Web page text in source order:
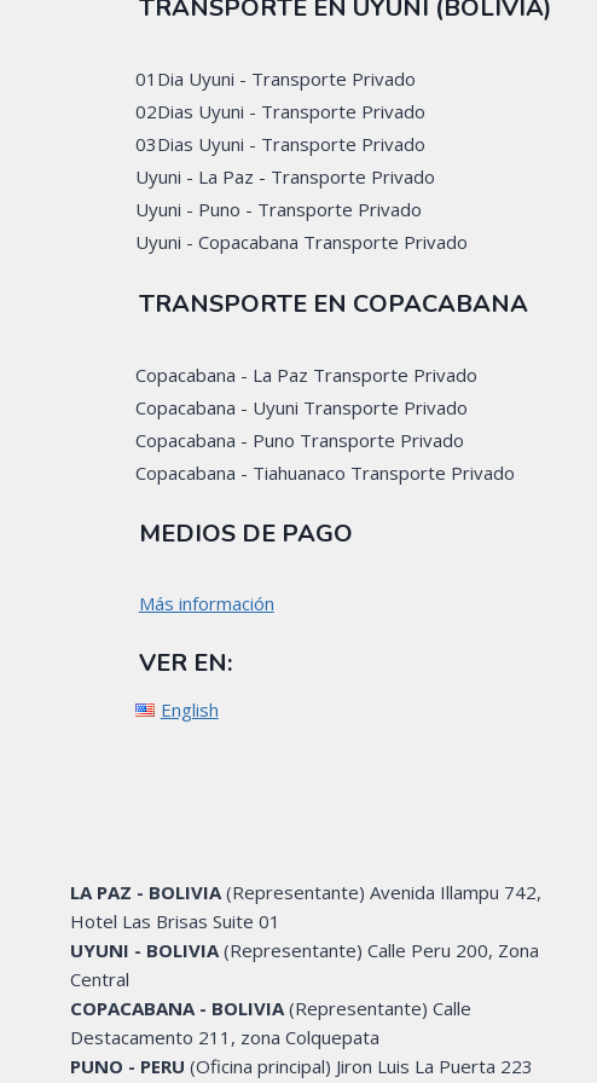
TRANSPORTE EN UYUNI (BOLIVIA)
01Dia Uyuni - Transporte Privado
02Dias Uyuni - Transporte Privado
03Dias Uyuni - Transporte Privado
Uyuni - La Paz - Transporte Privado
Uyuni - Puno - Transporte Privado
Uyuni - Copacabana Transporte Privado
TRANSPORTE EN COPACABANA
Copacabana - La Paz Transporte Privado
Copacabana - Uyuni Transporte Privado
Copacabana - Puno Transporte Privado
Copacabana - Tiahuanaco Transporte Privado
MEDIOS DE PAGO
Más información
VER EN:
English
LA PAZ - BOLIVIA (Representante) Avenida Illampu 742,
Hotel Las Brisas Suite 01
UYUNI - BOLIVIA (Representante) Calle Peru 200, Zona
Central
COPACABANA - BOLIVIA (Representante) Calle
Destacamento 211, zona Colquepata
PUNO - PERU (Oficina principal) Jiron Luis La Puerta 223